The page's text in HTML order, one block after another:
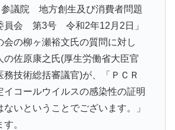
議院 地方創生及び消費者問題
員会 第3号 令和2年12月2日」
会の柳ヶ瀬裕文氏の質問に対し
の佐原康之氏(厚生労働省大臣官
務技術総括審議官)が、「ＰＣＲ
イコールウイルスの感染性の証明
ないということでございます。」
。